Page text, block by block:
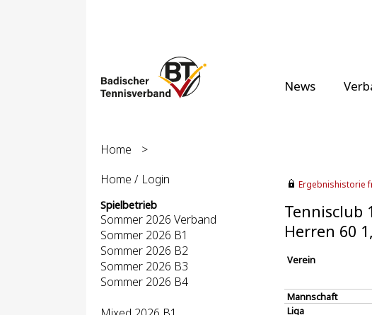
News
Home
>
Home / Login
Spielbetrieb
Sommer 2026 Verband
Sommer 2026 B1
Sommer 2026 B2
Sommer 2026 B3
Sommer 2026 B4
Ergebnishistorie
Tennisclub
Herren 60
Verein
Mannschaft
Liga